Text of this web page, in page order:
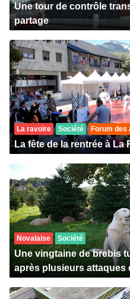
Une tour de contrôle
partage
La ravoire Société Forum des
La fête de la rentrée à La
Novalaise Société
Une vingtaine de brebis
après plusieurs attaques